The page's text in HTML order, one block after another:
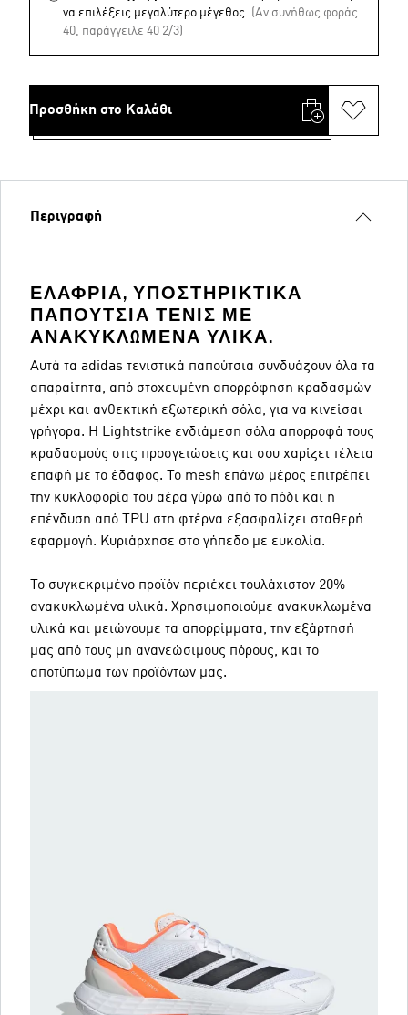
να επιλέξεις μεγαλύτερο μέγεθος. (Aν συνήθως φοράς
40, παράγγειλε 40 2/3)
Προσθήκη στο Καλάθι
Περιγραφή
ΕΛΑΦΡΙΆ, ΥΠΟΣΤΗΡΙΚΤΙΚΆ
ΠΑΠΟΎΤΣΙΑ ΤΈΝΙΣ ΜΕ
ΑΝΑΚΥΚΛΩΜΈΝΑ ΥΛΙΚΆ.
Αυτά τα adidas τενιστικά παπούτσια συνδυάζουν όλα τα
απαραίτητα, από στοχευμένη απορρόφηση κραδασμών
μέχρι και ανθεκτική εξωτερική σόλα, για να κινείσαι
γρήγορα. Η Lightstrike ενδιάμεση σόλα απορροφά τους
κραδασμούς στις προσγειώσεις και σου χαρίζει τέλεια
επαφή με το έδαφος. Το mesh επάνω μέρος επιτρέπει
την κυκλοφορία του αέρα γύρω από το πόδι και η
επένδυση από TPU στη φτέρνα εξασφαλίζει σταθερή
εφαρμογή. Κυριάρχησε στο γήπεδο με ευκολία.
Το συγκεκριμένο προϊόν περιέχει τουλάχιστον 20%
ανακυκλωμένα υλικά. Χρησιμοποιούμε ανακυκλωμένα
υλικά και μειώνουμε τα απορρίμματα, την εξάρτησή
μας από τους μη ανανεώσιμους πόρους, και το
αποτύπωμα των προϊόντων μας.